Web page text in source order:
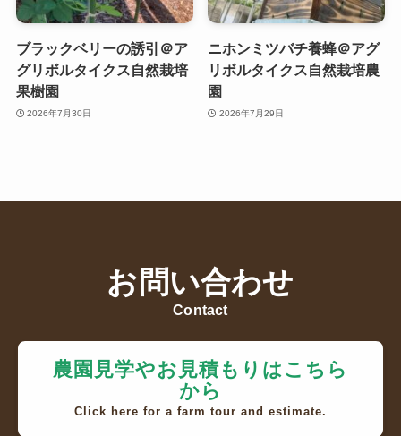
ブラックベリーの誘引＠ア
グリボルタイクス自然栽培
果樹園
2026年7月30日
ニホンミツバチ養蜂＠アグ
リボルタイクス自然栽培農
園
2026年7月29日
お問い合わせ
Contact
農園見学やお見積もりはこちら
から
Click here for a farm tour and estimate.